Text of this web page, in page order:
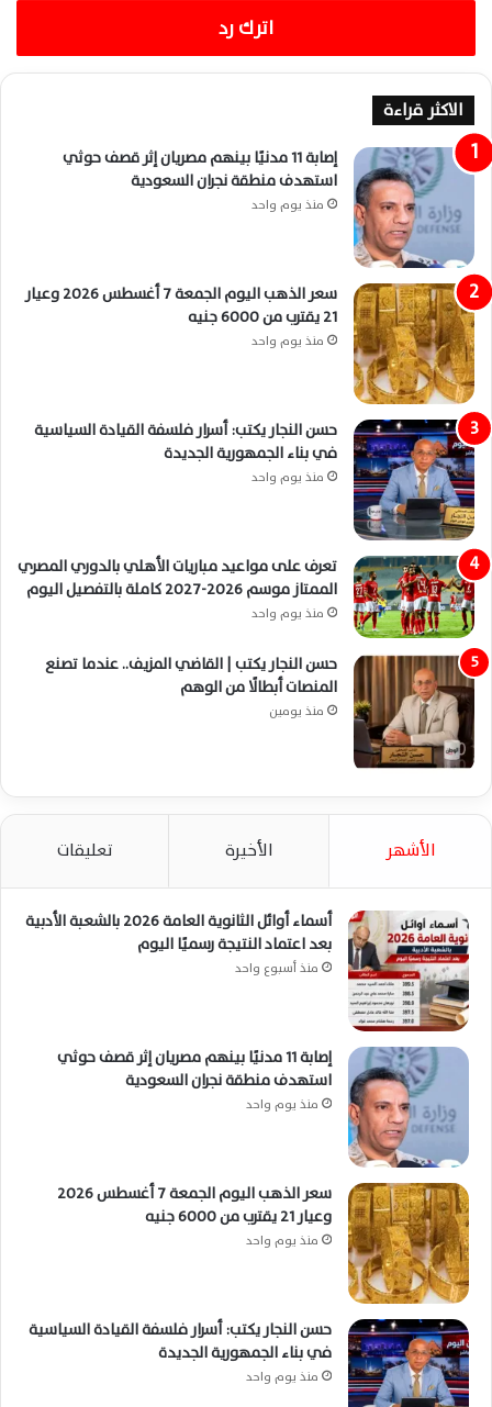
اترك رد
الاكثر قراءة
إصابة 11 مدنيًا بينهم مصريان إثر قصف حوثي
استهدف منطقة نجران السعودية
منذ يوم واحد
سعر الذهب اليوم الجمعة 7 أغسطس 2026 وعيار
21 يقترب من 6000 جنيه
منذ يوم واحد
حسن النجار يكتب: أسرار فلسفة القيادة السياسية
في بناء الجمهورية الجديدة
منذ يوم واحد
تعرف على مواعيد مباريات الأهلي بالدوري المصري
الممتاز موسم 2026-2027 كاملة بالتفصيل اليوم
منذ يوم واحد
حسن النجار يكتب | القاضي المزيف.. عندما تصنع
المنصات أبطالًا من الوهم
منذ يومين
الأشهر الأخيرة تعليقات
أسماء أوائل الثانوية العامة 2026 بالشعبة الأدبية
بعد اعتماد النتيجة رسميًا اليوم
منذ أسبوع واحد
إصابة 11 مدنيًا بينهم مصريان إثر قصف حوثي
استهدف منطقة نجران السعودية
منذ يوم واحد
سعر الذهب اليوم الجمعة 7 أغسطس 2026
وعيار 21 يقترب من 6000 جنيه
منذ يوم واحد
حسن النجار يكتب: أسرار فلسفة القيادة السياسية
في بناء الجمهورية الجديدة
منذ يوم واحد